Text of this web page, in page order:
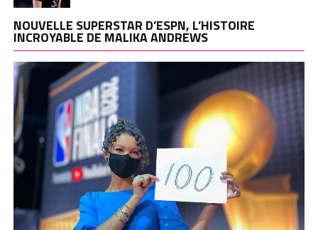
NOUVELLE SUPERSTAR D’ESPN, L’HISTOIRE
INCROYABLE DE MALIKA ANDREWS